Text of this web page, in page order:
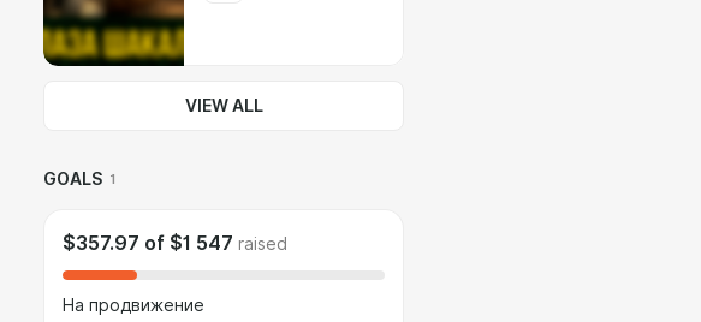
VIEW ALL
GOALS 1
$357.97 of $1 547 raised
На продвижение